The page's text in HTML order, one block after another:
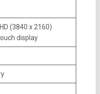
(3840 x 2160)
display